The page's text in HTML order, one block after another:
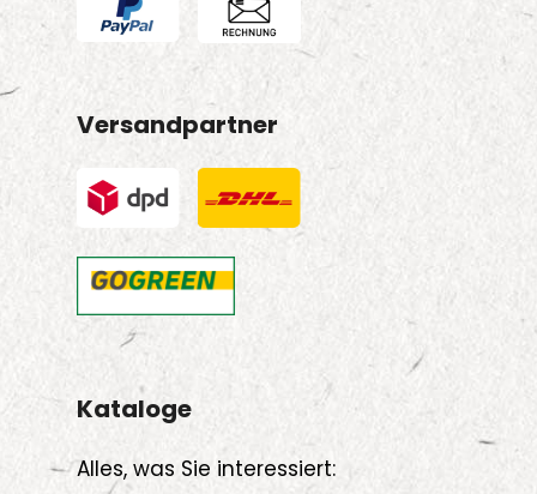
Versandpartner
Kataloge
Alles, was Sie interessiert: